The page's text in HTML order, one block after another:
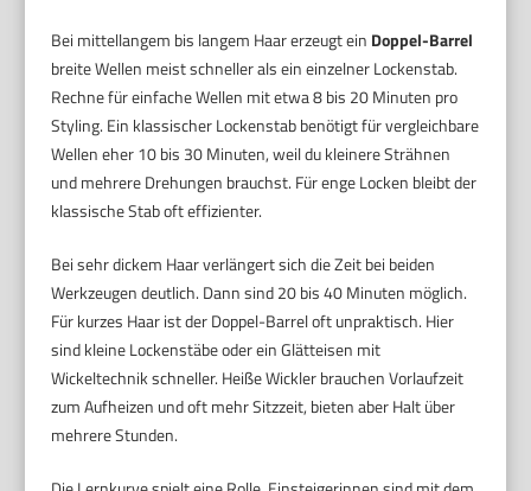
Bei mittellangem bis langem Haar erzeugt ein Doppel-Barrel
breite Wellen meist schneller als ein einzelner Lockenstab.
Rechne für einfache Wellen mit etwa 8 bis 20 Minuten pro
Styling. Ein klassischer Lockenstab benötigt für vergleichbare
Wellen eher 10 bis 30 Minuten, weil du kleinere Strähnen
und mehrere Drehungen brauchst. Für enge Locken bleibt der
klassische Stab oft effizienter.
Bei sehr dickem Haar verlängert sich die Zeit bei beiden
Werkzeugen deutlich. Dann sind 20 bis 40 Minuten möglich.
Für kurzes Haar ist der Doppel-Barrel oft unpraktisch. Hier
sind kleine Lockenstäbe oder ein Glätteisen mit
Wickeltechnik schneller. Heiße Wickler brauchen Vorlaufzeit
zum Aufheizen und oft mehr Sitzzeit, bieten aber Halt über
mehrere Stunden.